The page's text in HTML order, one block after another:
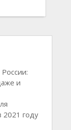
и
2021 году